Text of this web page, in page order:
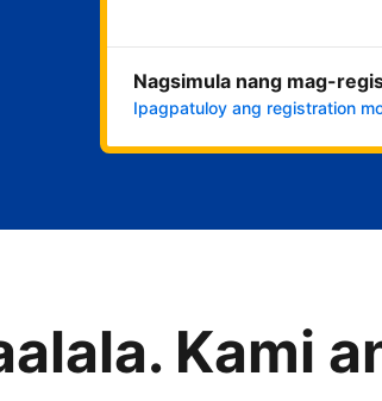
Nagsimula nang mag-
Ipagpatuloy ang registration
Kami